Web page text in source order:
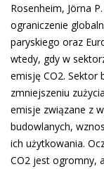
Rosenheim, Jörna
ograniczenie
paryskiego oraz
wtedy, gdy w
emisję CO2. Sektor
zmniejszeniu
emisje związane z
budowlanych,
ich użytkowania.
CO2 jest ogromny,